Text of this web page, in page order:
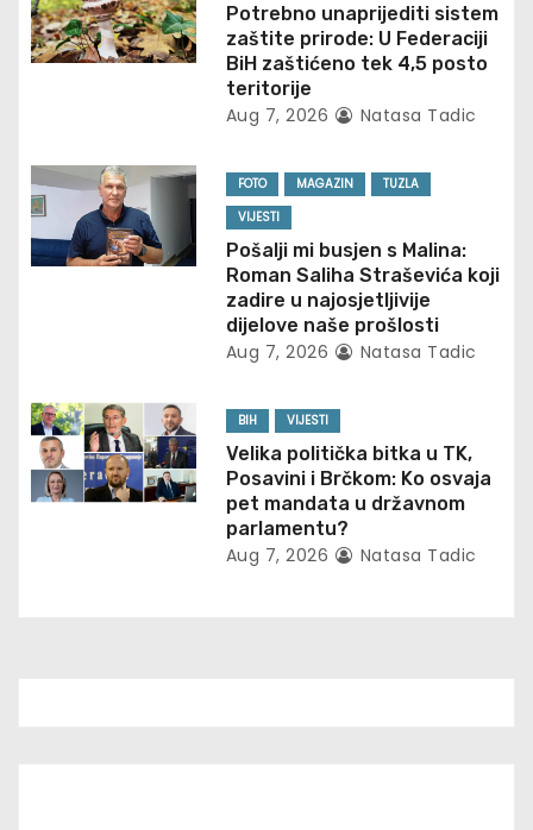
v
i
a
t
i
Potrebno unaprijediti sistem
zaštite prirode: U Federaciji
BiH zaštićeno tek 4,5 posto
teritorije
Aug 7, 2026 Natasa Tadic
FOTO MAGAZIN
TUZLA
VIJESTI
Pošalji mi busjen s Malina:
Roman Saliha Straševića koji
zadire u najosjetljivije
dijelove naše prošlosti
Aug 7, 2026 Natasa Tadic
BIH VIJESTI
Velika politička bitka u TK,
Posavini i Brčkom: Ko osvaja
pet mandata u državnom
parlamentu?
Aug 7, 2026 Natasa Tadic